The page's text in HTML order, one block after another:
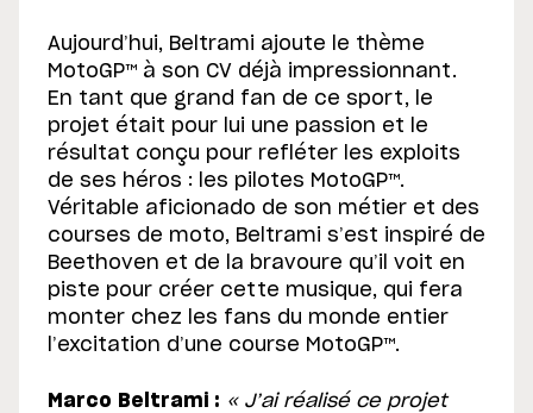
Aujourd’hui, Beltrami ajoute le thème
MotoGP™ à son CV déjà impressionnant.
En tant que grand fan de ce sport, le
projet était pour lui une passion et le
résultat conçu pour refléter les exploits
de ses héros : les pilotes MotoGP™.
Véritable aficionado de son métier et des
courses de moto, Beltrami s’est inspiré de
Beethoven et de la bravoure qu’il voit en
piste pour créer cette musique, qui fera
monter chez les fans du monde entier
l’excitation d’une course MotoGP™.
Marco Beltrami : « J’ai réalisé ce projet